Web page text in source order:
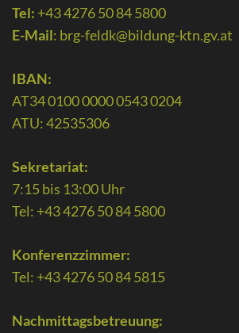
Tel: +43 4276 50 84 5800
E-Mail: brg-feldk@bildung-ktn.gv.at
IBAN:
AT34 0100 0000 0543 0204
ATU: 42535306
Sekretariat:
7:15 bis 13:00 Uhr
Tel: +43 4276 50 84 5800
Konferenzzimmer:
Tel: +43 4276 50 84 5815
Nachmittagsbetreuung: